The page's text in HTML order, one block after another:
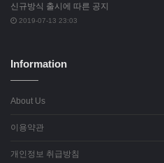
신규방식 출시에 따른 공지
2019-07-13 23:03
Information
About Us
이용약관
개인정보 취급방침